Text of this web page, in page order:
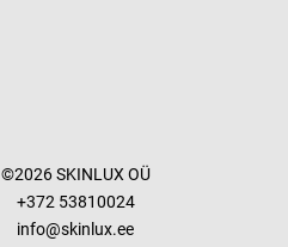
©2026 SKINLUX OÜ
+372 53810024
info@skinlux.ee